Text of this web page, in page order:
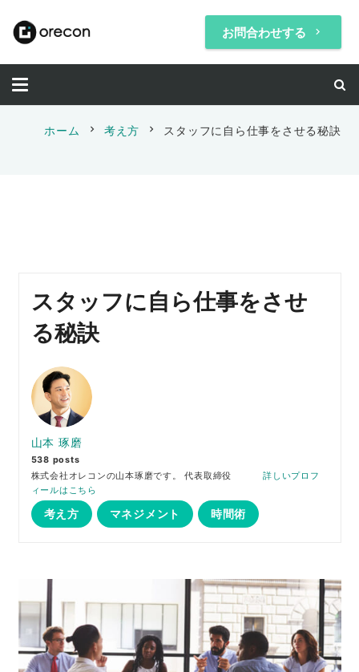
お問合わせする keyboard_arrow_right
ホーム chevron_right 考え方 chevron_right スタッフに自ら仕事をさせる秘訣
スタッフに自ら仕事をさせ
る秘訣
山本 琢磨
538 posts
株式会社オレコンの山本琢磨です。 代表取締役 詳しいプロフ
ィールはこちら
考え方 マネジメント 時間術